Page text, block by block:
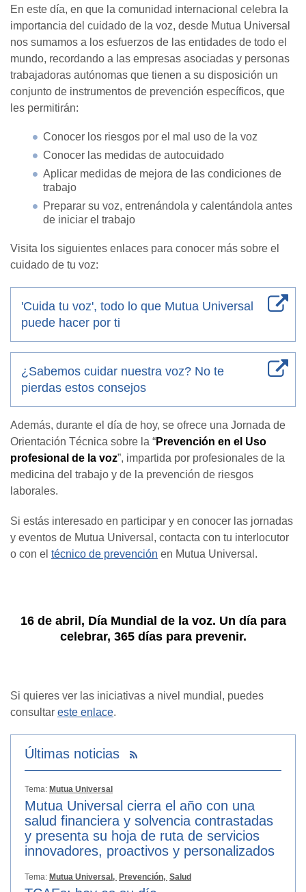
En este día, en que la comunidad internacional celebra la
importancia del cuidado de la voz, desde Mutua Universal
nos sumamos a los esfuerzos de las entidades de todo el
mundo, recordando a las empresas asociadas y personas
trabajadoras autónomas que tienen a su disposición un
conjunto de instrumentos de prevención específicos, que
les permitirán:
Conocer los riesgos por el mal uso de la voz
Conocer las medidas de autocuidado
Aplicar medidas de mejora de las condiciones de
trabajo
Preparar su voz, entrenándola y calentándola antes
de iniciar el trabajo
Visita los siguientes enlaces para conocer más sobre el
cuidado de tu voz:
'Cuida tu voz', todo lo que Mutua Universal
puede hacer por ti
¿Sabemos cuidar nuestra voz? No te
pierdas estos consejos
Además, durante el día de hoy, se ofrece una Jornada de
Orientación Técnica sobre la “Prevención en el Uso
profesional de la voz”, impartida por profesionales de la
medicina del trabajo y de la prevención de riesgos
laborales.
Si estás interesado en participar y en conocer las jornadas
y eventos de Mutua Universal, contacta con tu interlocutor
o con el técnico de prevención en Mutua Universal.
16 de abril, Día Mundial de la voz. Un día para
celebrar, 365 días para prevenir.
Si quieres ver las iniciativas a nivel mundial, puedes
consultar este enlace.
Últimas noticias
Tema: Mutua Universal
Mutua Universal cierra el año con una
salud financiera y solvencia contrastadas
y presenta su hoja de ruta de servicios
innovadores, proactivos y personalizados
Tema: Mutua Universal, Prevención, Salud